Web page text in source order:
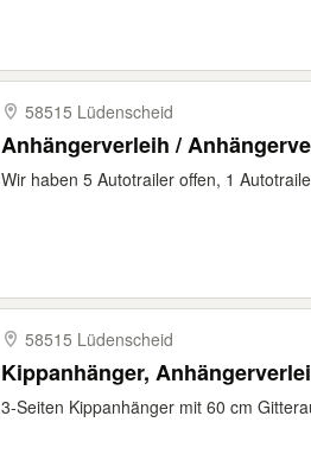
58515 Lüdenscheid
Anhängerverleih /
Wir haben 5 Autotrailer offen, 1
58515 Lüdenscheid
Kippanhänger,
3-Seiten Kippanhänger mit 60 cm